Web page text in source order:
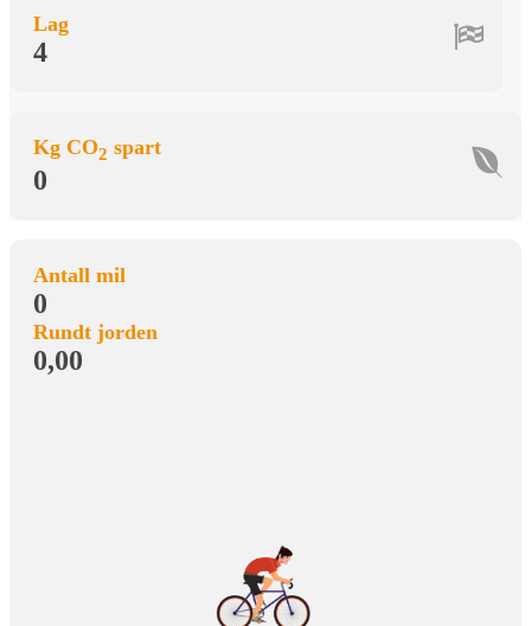
Antall mil
0
Rundt jorden
0,00
Lag
4
Kg CO2 spart
0